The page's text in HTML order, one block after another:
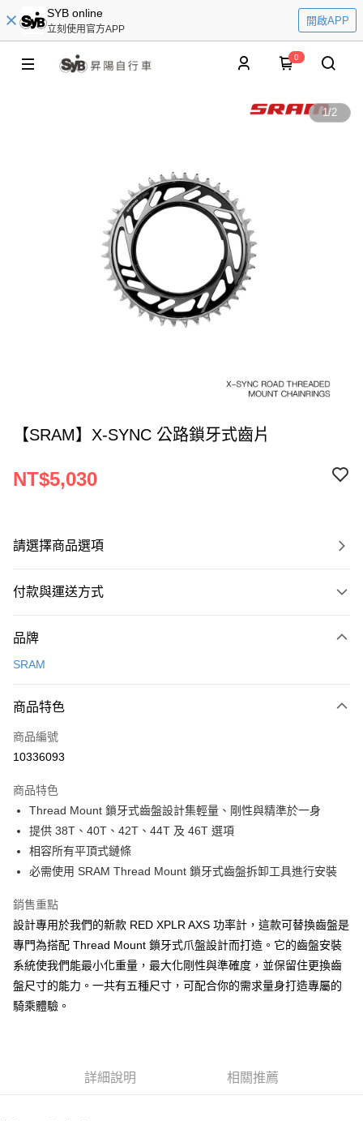
SYB online
立刻使用官方APP
開啟APP
0
1/2
【SRAM】X-SYNC 公路鎖牙式齒片
NT$5,030
請選擇商品選項
付款與運送方式
信用卡一次付款
3 期 0 利率 每期
合作金庫商業銀行
上海商業儲蓄銀行
臺灣中小企業銀行
匯豐（台灣）商業銀行
華泰商業銀行
聯邦商業銀行
遠東國際商業銀行
元大商業銀行
玉山商業銀行
星展（台灣）商業銀行
台灣樂天信用卡公司
合作金庫商業銀行
上海商業儲蓄銀行
國泰世華商業銀行
兆豐國際商業銀行
匯豐（台灣）商業銀行
華泰商業銀行
聯邦商業銀行
元大商業銀行
永豐商業銀行
台新國際商業銀行
台灣樂天信用卡公司
12 期 0 利率 每期
華南商業銀行
上海商業儲蓄銀行
台北富邦商業銀行
國泰世華商業銀行
兆豐國際商業銀行
臺灣中小企業銀行
聯邦商業銀行
遠東國際商業銀行
玉山商業銀行
台新國際商業銀行
中國信託商業銀行
台灣樂天信用卡公司
Apple Pay
【關於「AFTEE先享後付」】
便利好安心！
１．簡單：不需註冊會員、不需綁卡、不需儲值。
２．便利：只要手機號碼，簡訊認證，即可結帳。
３．安心：先確認商品／服務後，再付款。
【「AFTEE先享後付」結帳流程】
結帳頁面，進行簡訊認證並確認金額後，即可完成結帳。
※ 請注意：結帳手續完成當下不需立刻繳費，但若您需要取消訂單，請聯絡
購買商品的店家。未經商家同意取消之訂單仍視為有效，需透過AFTEE先享
運送方式
本島宅配
每筆NT$200
離島宅配（澎湖、金門、馬祖、小琉球、綠島、蘭嶼）
品牌
SRAM
商品特色
商品編號
10336093
商品特色
Thread Mount 鎖牙式齒盤設計集輕量、剛性與精準於一身
提供 38T、40T、42T、44T 及 46T 選項
相容所有平頂式鏈條
必需使用 SRAM Thread Mount 鎖牙式齒盤拆卸工具進行安裝
銷售重點
設計專用於我們的新款 RED XPLR AXS 功率計，這款可替換齒盤是
專門為搭配 Thread Mount 鎖牙式爪盤設計而打造。它的齒盤安裝
系統使我們能最小化重量，最大化剛性與準確度，並保留住更換齒
盤尺寸的能力。一共有五種尺寸，可配合你的需求量身打造專屬的
騎乘體驗。
詳細說明 相關推薦